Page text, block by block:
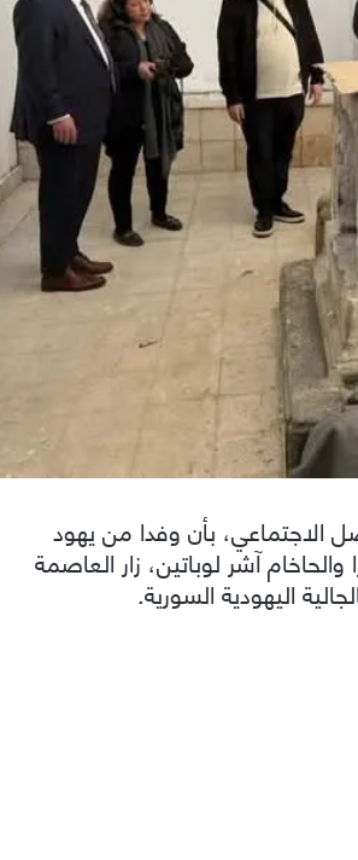
بأن وفدا من يهود
آشر لوباتين، زار العاصمة
اليهودية السورية.